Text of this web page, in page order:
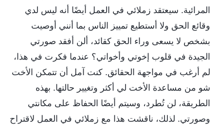
المرائية. سيعتقد زملائي في العمل أيضًا أنه ليس لدي
وقائع الحق ولا أستطيع تمييز الناس بما أنني أوصيت
بشخص لا يسعى وراء الحق كقائد، ألن أفقد صورتي
الجيدة في قلوب إخوتي وأخواتي؟ عندما فكرت في هذا،
لم أرغب في مواجهة الحقائق. كنت آمل أن تتمكن الأخت
شو من مساعدة الأخت لي أكثر وتغيير حالتها. بهذه
الطريقة، لن تُطرد، وسيتم أيضًا الحفاظ على مكانتي
وصورتي. لذلك، ناقشت هذا مع زملائي في العمل لاقتراح